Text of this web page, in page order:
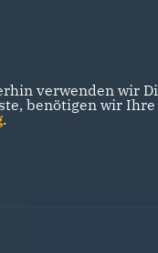
verwenden wir
benötigen wir
.